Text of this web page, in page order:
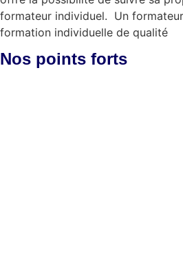
formateur individuel. Un
formation individuelle de qualité
Nos points forts